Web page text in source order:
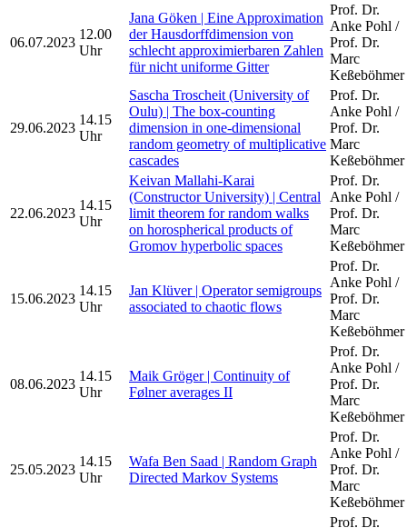
06.07.2023
12.00
Uhr
Jana Göken | Eine Approximation
der Hausdorffdimension von
schlecht approximierbaren Zahlen
für nicht uniforme Gitter
Prof. Dr.
Anke Pohl /
Prof. Dr.
Marc
Keßeböhmer
29.06.2023
14.15
Uhr
Sascha Troscheit (University of
Oulu) | The box-counting
dimension in one-dimensional
random geometry of multiplicative
cascades
Prof. Dr.
Anke Pohl /
Prof. Dr.
Marc
Keßeböhmer
22.06.2023
14.15
Uhr
Keivan Mallahi-Karai
(Constructor University) | Central
limit theorem for random walks
on horospherical products of
Gromov hyperbolic spaces
Prof. Dr.
Anke Pohl /
Prof. Dr.
Marc
Keßeböhmer
15.06.2023
14.15
Uhr
Jan Klüver | Operator semigroups
associated to chaotic flows
Prof. Dr.
Anke Pohl /
Prof. Dr.
Marc
Keßeböhmer
08.06.2023
14.15
Uhr
Maik Gröger | Continuity of
Følner averages II
Prof. Dr.
Anke Pohl /
Prof. Dr.
Marc
Keßeböhmer
25.05.2023
14.15
Uhr
Wafa Ben Saad | Random Graph
Directed Markov Systems
Prof. Dr.
Anke Pohl /
Prof. Dr.
Marc
Keßeböhmer
Prof. Dr.